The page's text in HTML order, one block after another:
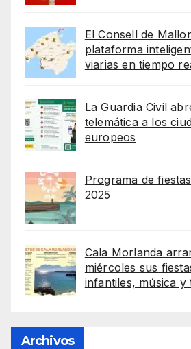
El Consell de
plataforma
viarias en tiempo
La Guardia Civil
telemática a los
europeos
Programa de
2025
Cala Morlanda
miércoles sus
infantiles, música y
Archivos